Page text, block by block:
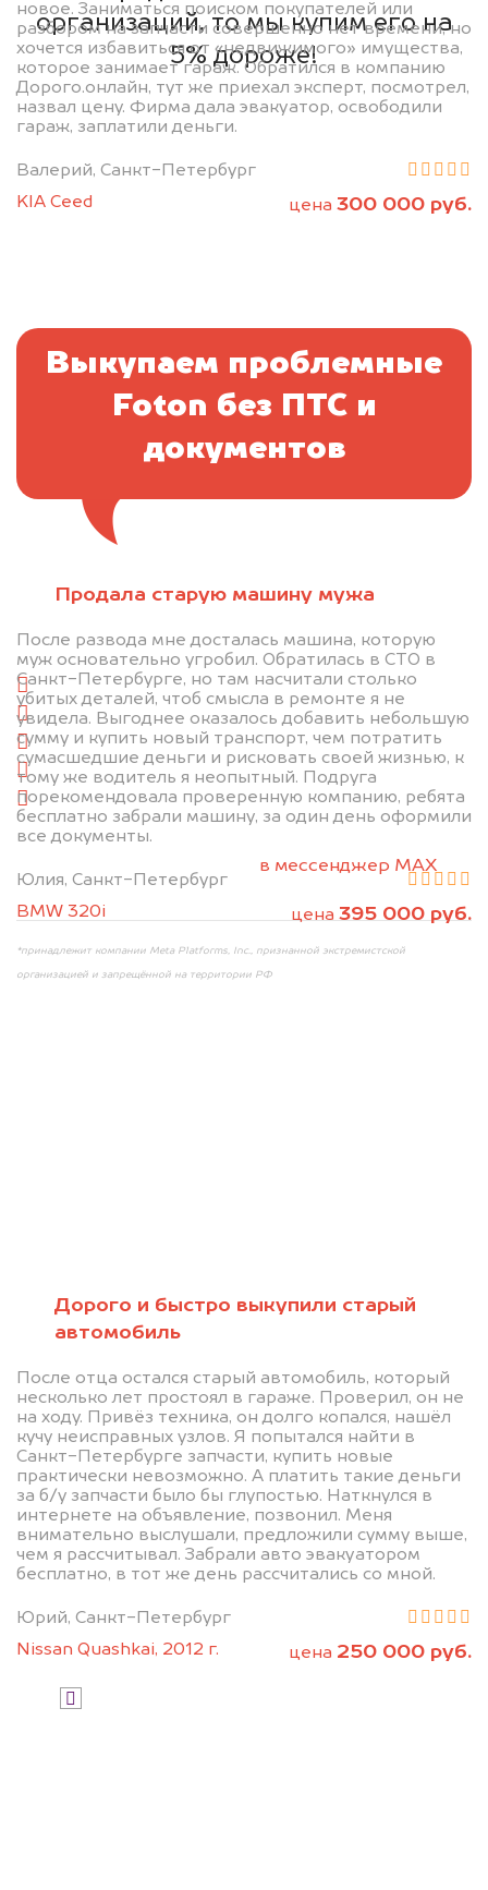
новое. Заниматься поиском покупателей или
разбором на запчасти совершенно нет времени, но
хочется избавиться от «недвижимого» имущества,
которое занимает гараж. Обратился в компанию
Дорого.онлайн, тут же приехал эксперт, посмотрел,
назвал цену. Фирма дала эвакуатор, освободили
гараж, заплатили деньги.
Валерий, Санкт-Петербург
KIA Ceed
цена 300 000 руб.
Продала старую машину мужа
После развода мне досталась машина, которую
муж основательно угробил. Обратилась в СТО в
Санкт-Петербурге, но там насчитали столько
убитых деталей, чтоб смысла в ремонте я не
увидела. Выгоднее оказалось добавить небольшую
сумму и купить новый транспорт, чем потратить
сумасшедшие деньги и рисковать своей жизнью, к
тому же водитель я неопытный. Подруга
порекомендовала проверенную компанию, ребята
бесплатно забрали машину, за один день оформили
все документы.
Юлия, Санкт-Петербург
BMW 320i
цена 395 000 руб.
Дорого и быстро выкупили старый
автомобиль
После отца остался старый автомобиль, который
несколько лет простоял в гараже. Проверил, он не
на ходу. Привёз техника, он долго копался, нашёл
кучу неисправных узлов. Я попытался найти в
Санкт-Петербурге запчасти, купить новые
практически невозможно. А платить такие деньги
за б/у запчасти было бы глупостью. Наткнулся в
интернете на объявление, позвонил. Меня
внимательно выслушали, предложили сумму выше,
чем я рассчитывал. Забрали авто эвакуатором
бесплатно, в тот же день рассчитались со мной.
Юрий, Санкт-Петербург
Nissan Quashkai, 2012 г.
цена 250 000 руб.
организаций, то мы купим его на
5% дороже!
Выкупаем проблемные
Foton без ПТС и
документов
минуту эксперт-оценщик назовёт сумму.
1. Сфотографируйте машину:
спереди
сзади
слева
справа
салон
2. Отправьте фотографии на номер +7 (958)
в мессенджер MAX
или на электронную почту info@dorogo.online
*принадлежит компании Meta Platforms, Inc., признанной экстремистской
организацией и запрещённой на территории РФ
Узнайте стоимость проблемного
автомобиля на разбор.
Мы купим ваше авто на 20.000 руб.
дороже, чем предлагают на
автоаукционах.